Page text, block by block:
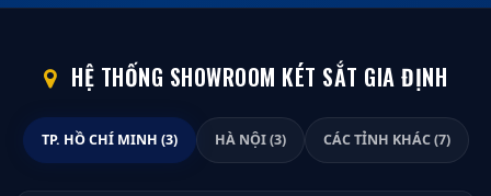
HỆ THỐNG SHOWROOM KÉT SẮT GIA ĐỊNH
TP. HỒ CHÍ MINH (3) HÀ NỘI (3) CÁC TỈNH KHÁC (7)